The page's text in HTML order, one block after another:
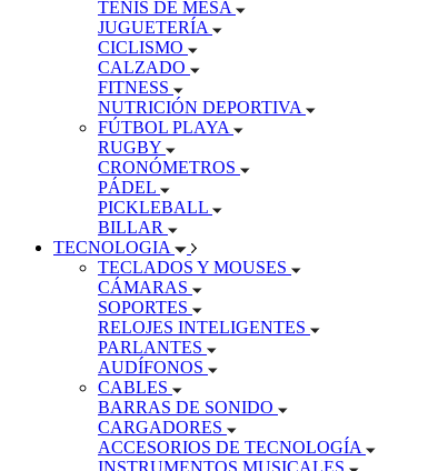
TENIS DE MESA
JUGUETERÍA
CICLISMO
CALZADO
FITNESS
NUTRICIÓN DEPORTIVA
FÚTBOL PLAYA
RUGBY
CRONÓMETROS
PÁDEL
PICKLEBALL
BILLAR
TECNOLOGIA
TECLADOS Y MOUSES
CÁMARAS
SOPORTES
RELOJES INTELIGENTES
PARLANTES
AUDÍFONOS
CABLES
BARRAS DE SONIDO
CARGADORES
ACCESORIOS DE TECNOLOGÍA
INSTRUMENTOS MUSICALES